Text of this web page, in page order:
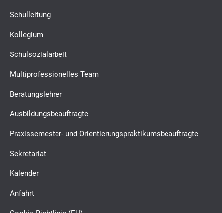
Schulleitung
Kollegium
Schulsozialarbeit
Multiprofessionelles Team
Beratungslehrer
Ausbildungsbeauftragte
Praxissemester- und Orientierungspraktikumsbeauftragte
Sekretariat
Kalender
Anfahrt